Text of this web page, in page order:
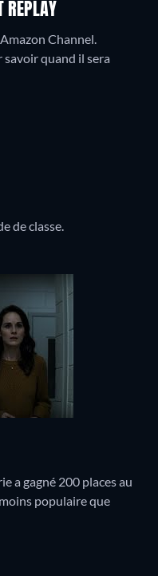
REPLAY
Channel.
quand il sera
de classe.
a gagné 200 places au
populaire que